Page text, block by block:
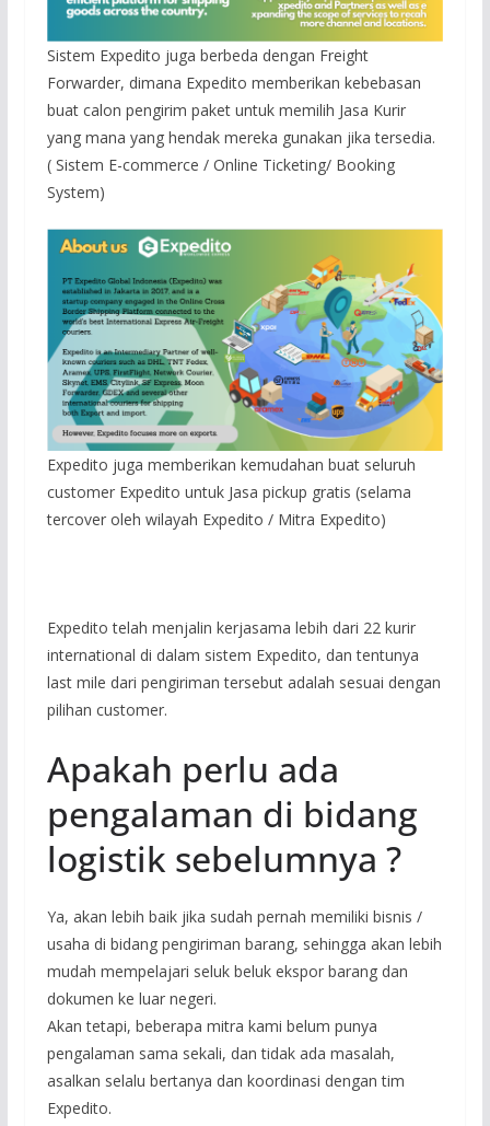
Sistem Expedito juga berbeda dengan Freight
Forwarder, dimana Expedito memberikan kebebasan
buat calon pengirim paket untuk memilih Jasa Kurir
yang mana yang hendak mereka gunakan jika tersedia.
( Sistem E-commerce / Online Ticketing/ Booking
System)
Expedito juga memberikan kemudahan buat seluruh
customer Expedito untuk Jasa pickup gratis (selama
tercover oleh wilayah Expedito / Mitra Expedito)
Expedito telah menjalin kerjasama lebih dari 22 kurir
international di dalam sistem Expedito, dan tentunya
last mile dari pengiriman tersebut adalah sesuai dengan
pilihan customer.
Apakah perlu ada
pengalaman di bidang
logistik sebelumnya ?
Ya, akan lebih baik jika sudah pernah memiliki bisnis /
usaha di bidang pengiriman barang, sehingga akan lebih
mudah mempelajari seluk beluk ekspor barang dan
dokumen ke luar negeri.
Akan tetapi, beberapa mitra kami belum punya
pengalaman sama sekali, dan tidak ada masalah,
asalkan selalu bertanya dan koordinasi dengan tim
Expedito.